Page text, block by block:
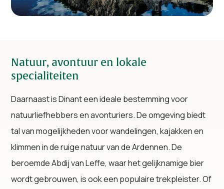
Natuur, avontuur en lokale
specialiteiten
Daarnaast is Dinant een ideale bestemming voor
natuurliefhebbers en avonturiers. De omgeving biedt
tal van mogelijkheden voor wandelingen, kajakken en
klimmen in de ruige natuur van de Ardennen. De
beroemde Abdij van Leffe, waar het gelijknamige bier
wordt gebrouwen, is ook een populaire trekpleister. Of